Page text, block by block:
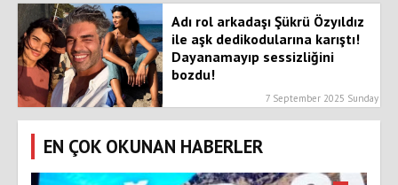
Adı rol arkadaşı Şükrü Özyıldız
ile aşk dedikodularına karıştı!
Dayanamayıp sessizliğini
bozdu!
7 September 2025 Sunday
EN ÇOK OKUNAN HABERLER